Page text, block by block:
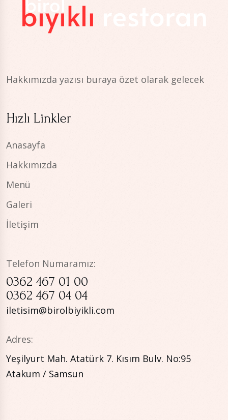
Hakkımızda yazısı buraya özet olarak gelecek
Hızlı Linkler
Anasayfa
Hakkımızda
Menü
Galeri
İletişim
Telefon Numaramız:
0362 467 01 00
0362 467 04 04
iletisim@birolbiyikli.com
Adres:
Yeşilyurt Mah. Atatürk 7. Kısım Bulv. No:95
Atakum / Samsun